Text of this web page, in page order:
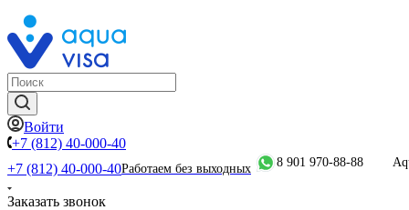
Войти
+7 (812) 40-000-40
+7 (812) 40-000-40Работаем без выходных 8 901 970-88-88
Заказать звонок